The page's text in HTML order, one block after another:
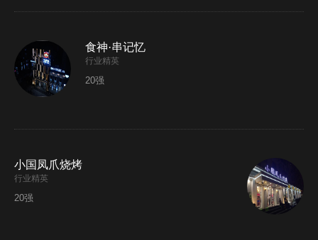
食神·串记忆
行业精英
20强
小国凤爪烧烤
行业精英
20强